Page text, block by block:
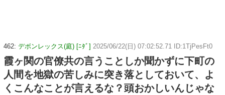
462: デボンレックス(庭) [ﾆﾀﾞ] 2025/06/22(日) 07:02:52.71 ID:1TjPesFt0
霞ヶ関の官僚共の言うことしか聞かずに下町の
人間を地獄の苦しみに突き落としておいて、よ
くこんなことが言えるな？頭おかしいんじゃな